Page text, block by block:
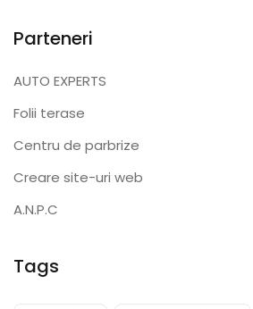
Parteneri
AUTO EXPERTS
Folii terase
Centru de parbrize
Creare site-uri web
A.N.P.C
Tags